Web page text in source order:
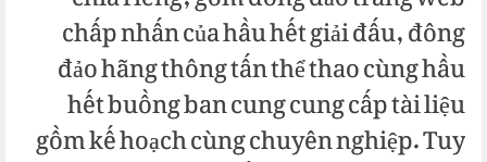
chấp nhấn của hầu hết giải đấu, đông
đảo hãng thông tấn thể thao cùng hầu
hết buồng ban cung cung cấp tài liệu
gồm kế hoạch cùng chuyên nghiệp. Tuy